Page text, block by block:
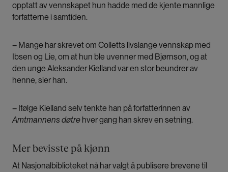
opptatt av vennskapet hun hadde med de kjente mannlige
forfatterne i samtiden.
– Mange har skrevet om Colletts livslange vennskap med
Ibsen og Lie, om at hun ble uvenner med Bjørnson, og at
den unge Aleksander Kielland var en stor beundrer av
henne, sier han.
– Ifølge Kielland selv tenkte han på forfatterinnen av
Amtmannens døtre hver gang han skrev en setning.
Mer bevisste på kjønn
At Nasjonalbiblioteket nå har valgt å publisere brevene til